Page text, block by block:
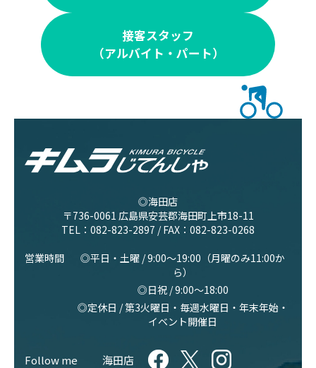
接客スタッフ
（アルバイト・パート）
◎海田店
〒736-0061 広島県安芸郡海田町上市18-11
TEL： 082-823-2897 / FAX：082-823-0268
営業時間
◎平日・土曜 / 9:00〜19:00（月曜のみ11:00か
ら）
◎日祝 / 9:00〜18:00
◎定休日 / 第3火曜日・毎週水曜日・年末年始・
イベント開催日
Follow me 海田店